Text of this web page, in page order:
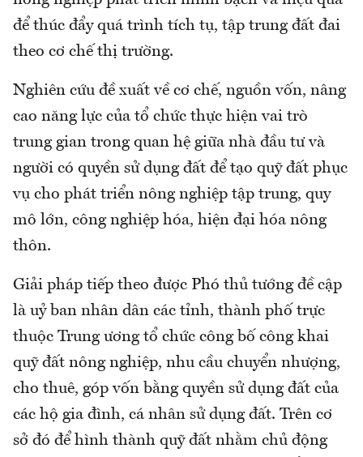
để thúc đẩy quá trình tích tụ, tập trung đất đai
theo cơ chế thị trường.
Nghiên cứu đề xuất về cơ chế, nguồn vốn, nâng
cao năng lực của tổ chức thực hiện vai trò
trung gian trong quan hệ giữa nhà đầu tư và
người có quyền sử dụng đất để tạo quỹ đất phục
vụ cho phát triển nông nghiệp tập trung, quy
mô lớn, công nghiệp hóa, hiện đại hóa nông
thôn.
Giải pháp tiếp theo được Phó thủ tướng đề cập
là uỷ ban nhân dân các tỉnh, thành phố trực
thuộc Trung ương tổ chức công bố công khai
quỹ đất nông nghiệp, nhu cầu chuyển nhượng,
cho thuê, góp vốn bằng quyền sử dụng đất của
các hộ gia đình, cá nhân sử dụng đất. Trên cơ
sở đó để hình thành quỹ đất nhằm chủ động